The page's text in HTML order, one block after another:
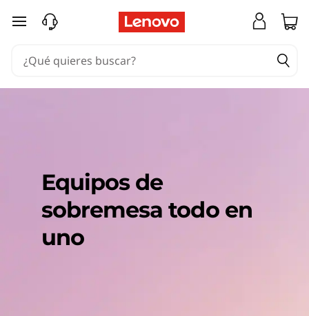
Ir al contenido principal
Equipos de
sobremesa todo en
uno